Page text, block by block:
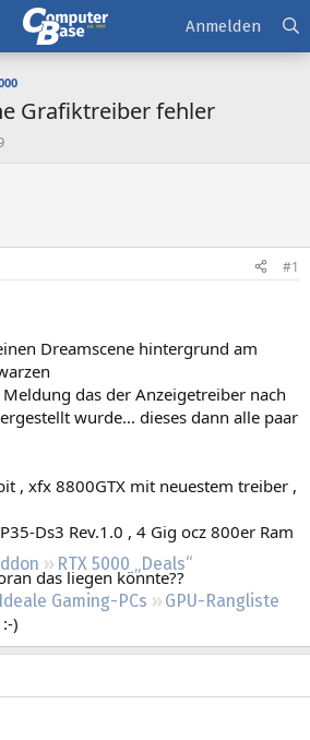
RTX 5000 „Deals“
Ideale Gaming-PCs
GPU-Rangliste
Anmelden
Grafiktreiber fehler
#1
Dreamscene hintergrund am
das der Anzeigetreiber nach
wurde... dieses dann alle paar
, xfx 8800GTX mit neuestem treiber ,
Ds3 Rev.1.0 , 4 Gig ocz 800er Ram
das liegen könnte??
)